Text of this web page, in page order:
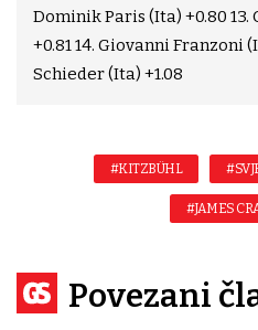
Dominik Paris (Ita) +0.80
+0.81 14. Giovanni Franzoni
Schieder (Ita) +1.08
#KITZBÜHL
#JAMES
Povezani